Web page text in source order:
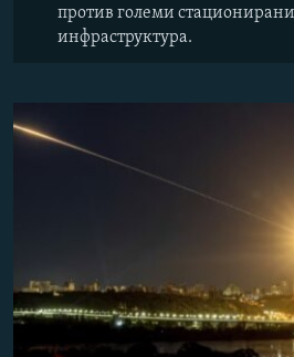
против големи
инфраструктура.